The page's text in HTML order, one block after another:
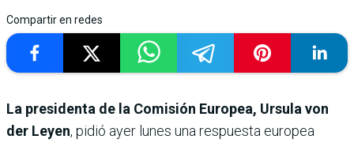
Compartir en redes
La presidenta de la Comisión Europea, Ursula von
der Leyen, pidió ayer lunes una respuesta europea